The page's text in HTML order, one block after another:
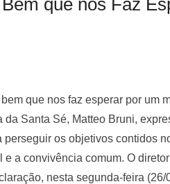
que nos Faz
que nos faz esperar por um
Santa Sé, Matteo Bruni,
os objetivos contidos
a convivência comum. O
nesta segunda-feira (26/